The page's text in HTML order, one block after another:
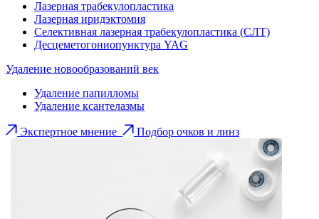
Лазерная трабекулопластика
Лазерная иридэктомия
Селективная лазерная трабекулопластика (СЛТ)
Десцеметогониопунктура YAG
Удаление новообразований век
Удаление папилломы
Удаление ксантелазмы
Экспертное мнение Подбор очков и линз